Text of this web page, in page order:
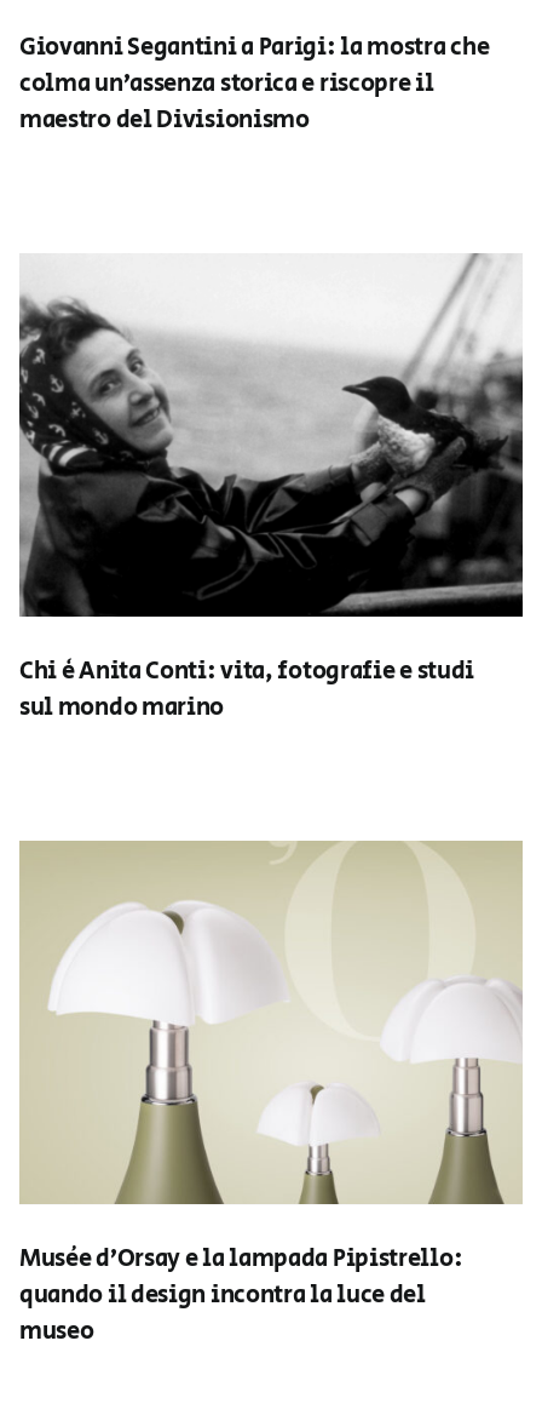
Giovanni Segantini a Parigi: la mostra che
colma un’assenza storica e riscopre il
maestro del Divisionismo
Chi è Anita Conti: vita, fotografie e studi
sul mondo marino
Musée d’Orsay e la lampada Pipistrello:
quando il design incontra la luce del
museo